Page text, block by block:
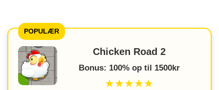
POPULÆR
Chicken Road 2
Bonus: 100% op til 1500kr
★★★★★